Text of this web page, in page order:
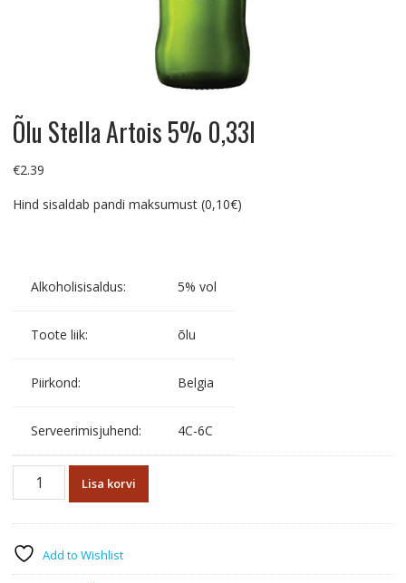
Õlu Stella Artois 5% 0,33l
€2.39
Hind sisaldab pandi maksumust (0,10€)
Alkoholisisaldus: 5% vol
Toote liik: õlu
Piirkond: Belgia
Serveerimisjuhend: 4C-6C
Stella
0,33l
kogus
Lisa korvi
Add to Wishlist